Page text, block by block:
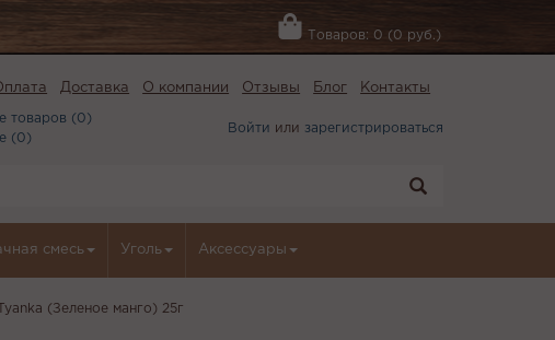
Товаров: 0 (0 руб.)
Доставка О компании Отзывы Блог Контакты
товаров (0)
(0)
Войти или зарегистрироваться
смесь Уголь Аксессуары
(Зеленое манго) 25г